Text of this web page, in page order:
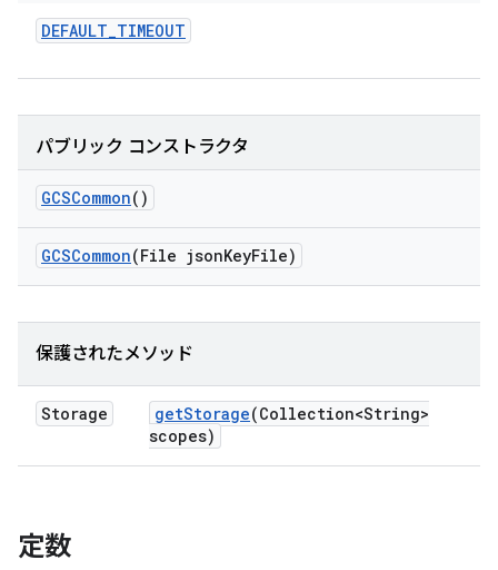
DEFAULT_TIMEOUT
パブリック コンストラクタ
GCSCommon()
GCSCommon(File jsonKeyFile)
保護されたメソッド
Storage getStorage(Collection<String>
scopes)
定数